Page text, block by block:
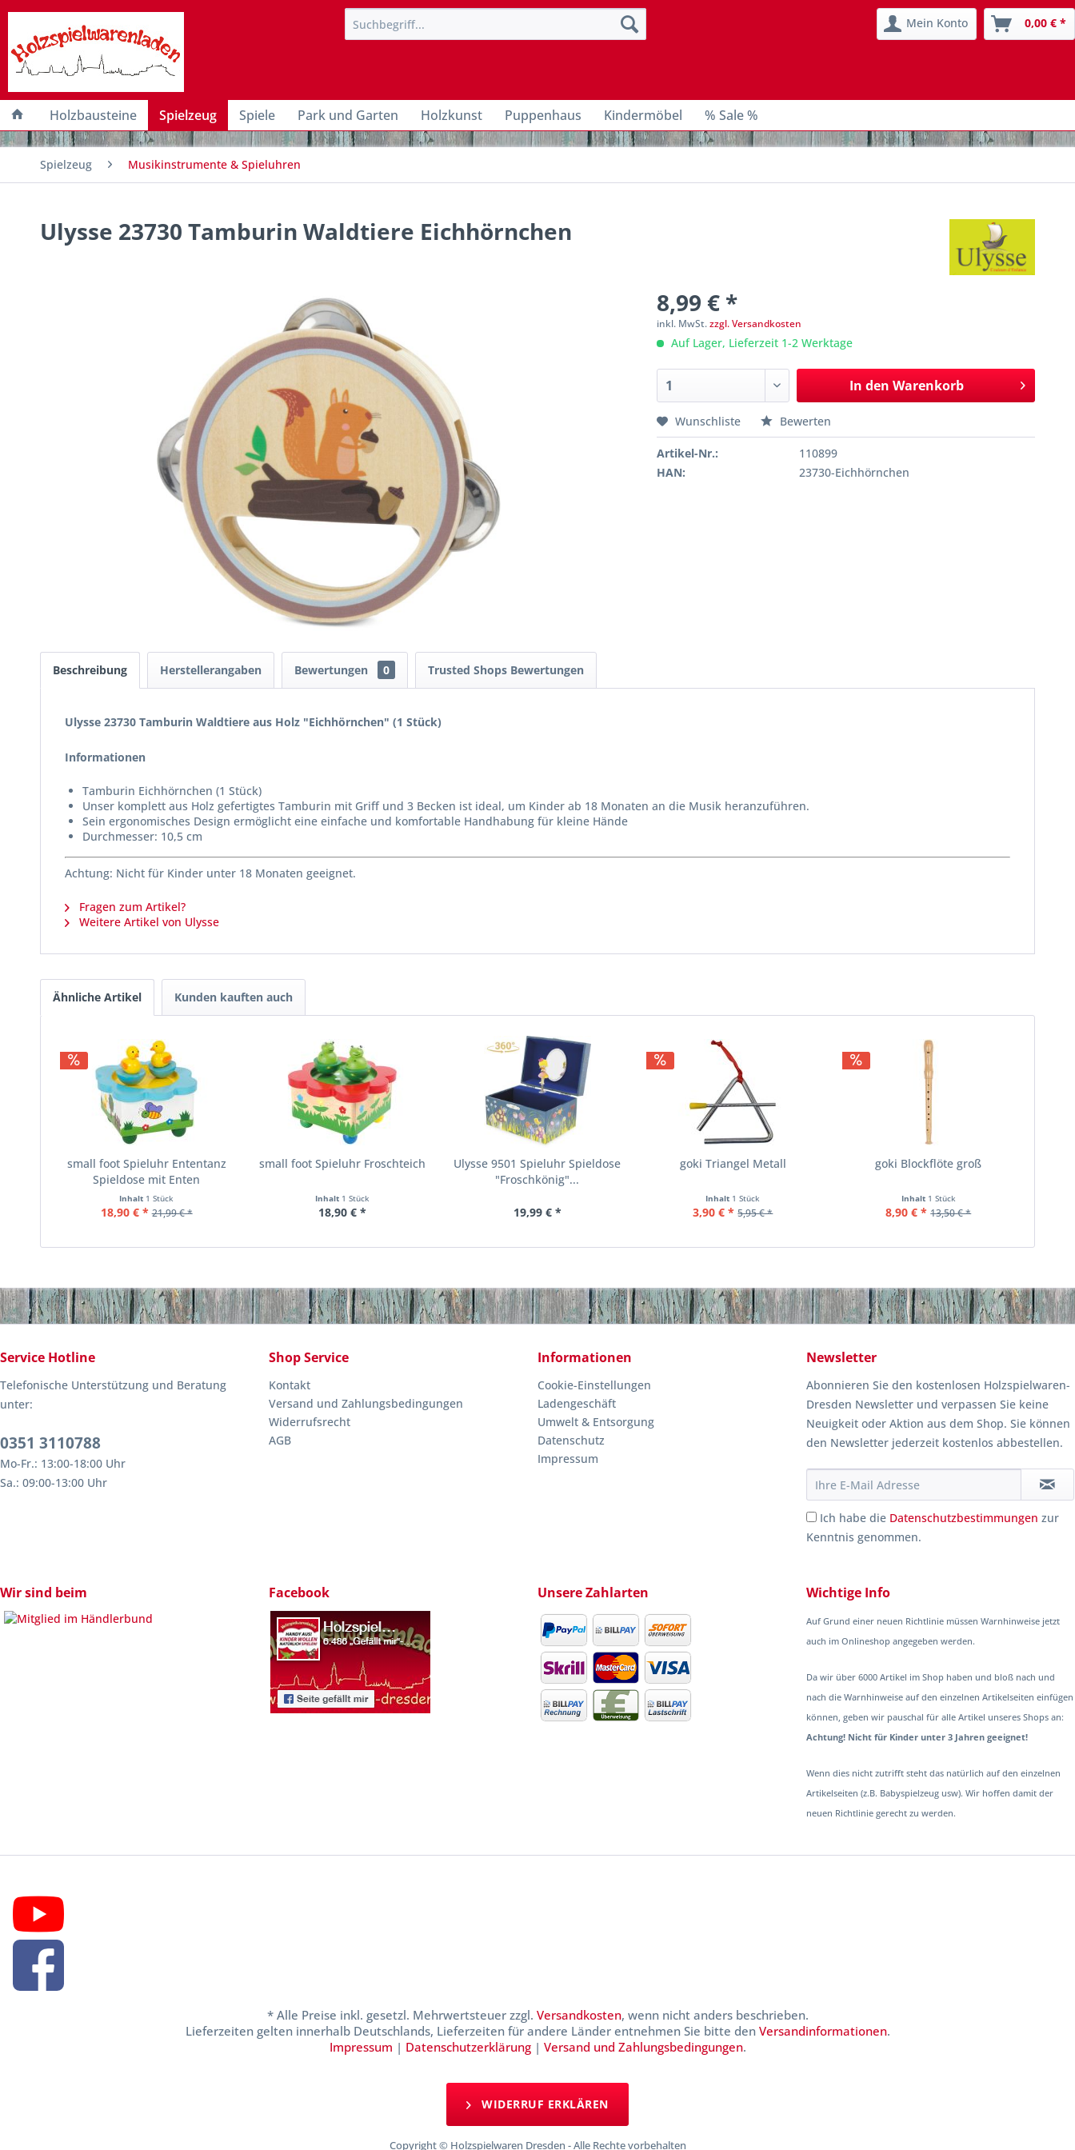
Mein Konto 0,00 € *
Holzbausteine Spielzeug Spiele Park und Garten Holzkunst Puppenhaus Kindermöbel % Sale %
Spielzeug Musikinstrumente & Spieluhren
Ulysse 23730 Tamburin Waldtiere Eichhörnchen
8,99 € *
inkl. MwSt.zzgl. Versandkosten
Auf Lager, Lieferzeit 1-2 Werktage
In den Warenkorb
Wunschliste Bewerten
Artikel-Nr.:
110899
HAN:
23730-Eichhörnchen
Beschreibung Herstellerangaben Bewertungen 0 Trusted Shops Bewertungen
Ulysse 23730 Tamburin Waldtiere aus Holz "Eichhörnchen" (1 Stück)
Informationen
Tamburin Eichhörnchen (1 Stück)
Unser komplett aus Holz gefertigtes Tamburin mit Griff und 3 Becken ist ideal, um Kinder ab 18 Monaten an die Musik heranzuführen.
Sein ergonomisches Design ermöglicht eine einfache und komfortable Handhabung für kleine Hände
Durchmesser: 10,5 cm
Achtung: Nicht für Kinder unter 18 Monaten geeignet.
Fragen zum Artikel?
Weitere Artikel von Ulysse
Ähnliche Artikel Kunden kauften auch
small foot Spieluhr Ententanz
Spieldose mit Enten
Inhalt 1 Stück
18,90 € * 21,99 € *
small foot Spieluhr Froschteich
Inhalt 1 Stück
18,90 € *
Ulysse 9501 Spieluhr Spieldose
"Froschkönig"...
19,99 € *
goki Triangel Metall
Inhalt 1 Stück
3,90 € * 5,95 € *
goki Blockflöte groß
Inhalt 1 Stück
8,90 € * 13,50 € *
Service Hotline
Telefonische Unterstützung und Beratung
unter:
0351 3110788
Mo-Fr.: 13:00-18:00 Uhr
Sa.: 09:00-13:00 Uhr
Shop Service
Kontakt
Versand und Zahlungsbedingungen
Widerrufsrecht
AGB
Informationen
Cookie-Einstellungen
Ladengeschäft
Umwelt & Entsorgung
Datenschutz
Impressum
Newsletter
Abonnieren Sie den kostenlosen Holzspielwaren-
Dresden Newsletter und verpassen Sie keine
Neuigkeit oder Aktion aus dem Shop. Sie können
den Newsletter jederzeit kostenlos abbestellen.
Ich habe die Datenschutzbestimmungen zur
Kenntnis genommen.
Wir sind beim Facebook Unsere Zahlarten Wichtige Info
Auf Grund einer neuen Richtlinie müssen Warnhinweise jetzt
auch im Onlineshop angegeben werden.
Da wir über 6000 Artikel im Shop haben und bloß nach und
nach die Warnhinweise auf den einzelnen Artikelseiten einfügen
können, geben wir pauschal für alle Artikel unseres Shops an:
Achtung! Nicht für Kinder unter 3 Jahren geeignet!
Wenn dies nicht zutrifft steht das natürlich auf den einzelnen
Artikelseiten (z.B. Babyspielzeug usw). Wir hoffen damit der
neuen Richtlinie gerecht zu werden.
* Alle Preise inkl. gesetzl. Mehrwertsteuer zzgl. Versandkosten, wenn nicht anders beschrieben.
Lieferzeiten gelten innerhalb Deutschlands, Lieferzeiten für andere Länder entnehmen Sie bitte den Versandinformationen.
Impressum | Datenschutzerklärung| Versand und Zahlungsbedingungen.
WIDERRUF ERKLÄREN
Copyright © Holzspielwaren Dresden - Alle Rechte vorbehalten